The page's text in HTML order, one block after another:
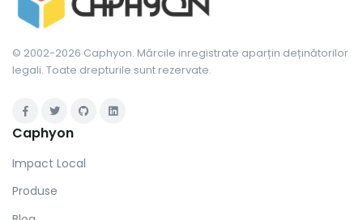
© 2002-2026 Caphyon. Mărcile inregistrate aparțin deținătorilor
legali. Toate drepturile sunt rezervate.
Caphyon
Impact Local
Produse